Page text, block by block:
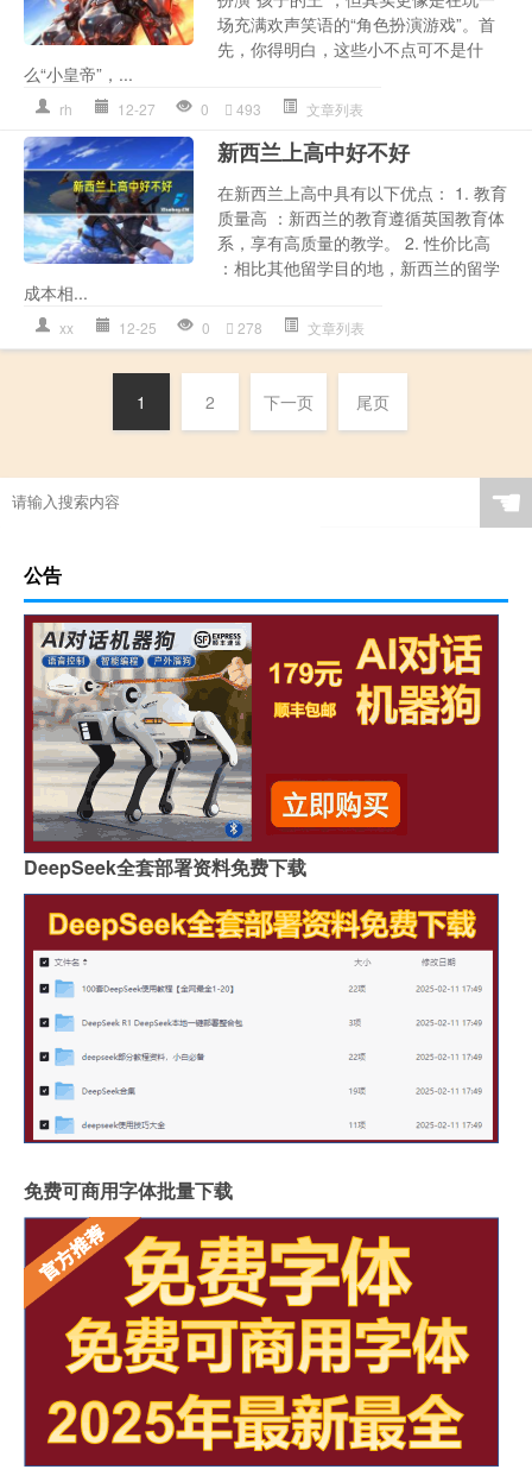
场充满欢声笑语的“角色扮演游戏”。首
先，你得明白，这些小不点可不是什
么“小皇帝”，...
rh 12-27 0 493 文章列表
新西兰上高中好不好
在新西兰上高中具有以下优点： 1. 教育
质量高 ：新西兰的教育遵循英国教育体
系，享有高质量的教学。 2. 性价比高
：相比其他留学目的地，新西兰的留学
成本相...
xx 12-25 0 278 文章列表
1 2 下一页 尾页
☚
公告
DeepSeek全套部署资料免费下载
免费可商用字体批量下载